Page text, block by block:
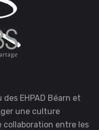
des EHPAD Béarn et
une culture
collaboration entre les